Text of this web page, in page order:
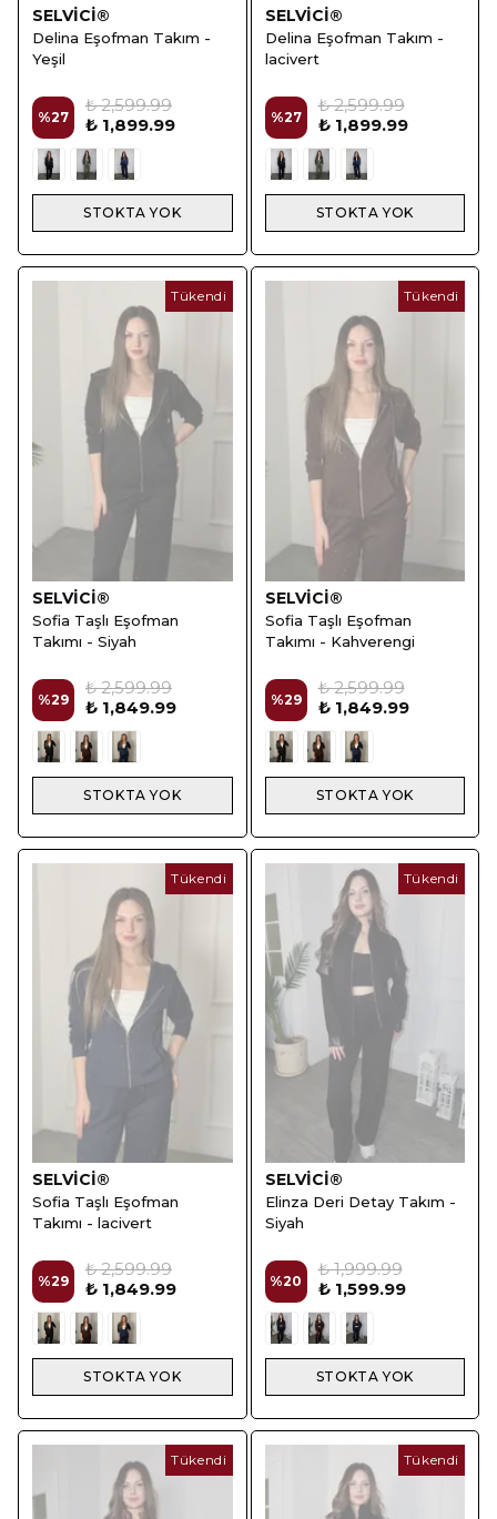
SELVİCİ®
Delina Eşofman Takım -
Yeşil
%27
₺ 2,599.99
₺ 1,899.99
STOKTA YOK
SELVİCİ®
Delina Eşofman Takım -
lacivert
%27
₺ 2,599.99
₺ 1,899.99
STOKTA YOK
Tükendi
SELVİCİ®
Sofia Taşlı Eşofman
Takımı - Siyah
%29
₺ 2,599.99
₺ 1,849.99
STOKTA YOK
Tükendi
SELVİCİ®
Sofia Taşlı Eşofman
Takımı - Kahverengi
%29
₺ 2,599.99
₺ 1,849.99
STOKTA YOK
Tükendi
SELVİCİ®
Sofia Taşlı Eşofman
Takımı - lacivert
%29
₺ 2,599.99
₺ 1,849.99
STOKTA YOK
Tükendi
SELVİCİ®
Elinza Deri Detay Takım -
Siyah
%20
₺ 1,999.99
₺ 1,599.99
STOKTA YOK
Tükendi Tükendi